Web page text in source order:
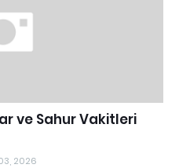
ve Sahur Vakitleri
2026